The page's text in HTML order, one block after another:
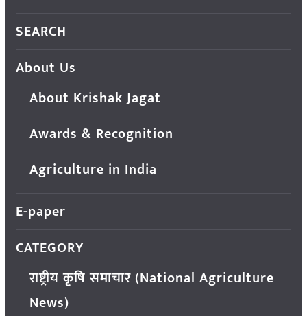
SEARCH
About Us
About Krishak Jagat
Awards & Recognition
Agriculture in India
E-paper
CATEGORY
राष्ट्रीय कृषि समाचार (National Agriculture
News)